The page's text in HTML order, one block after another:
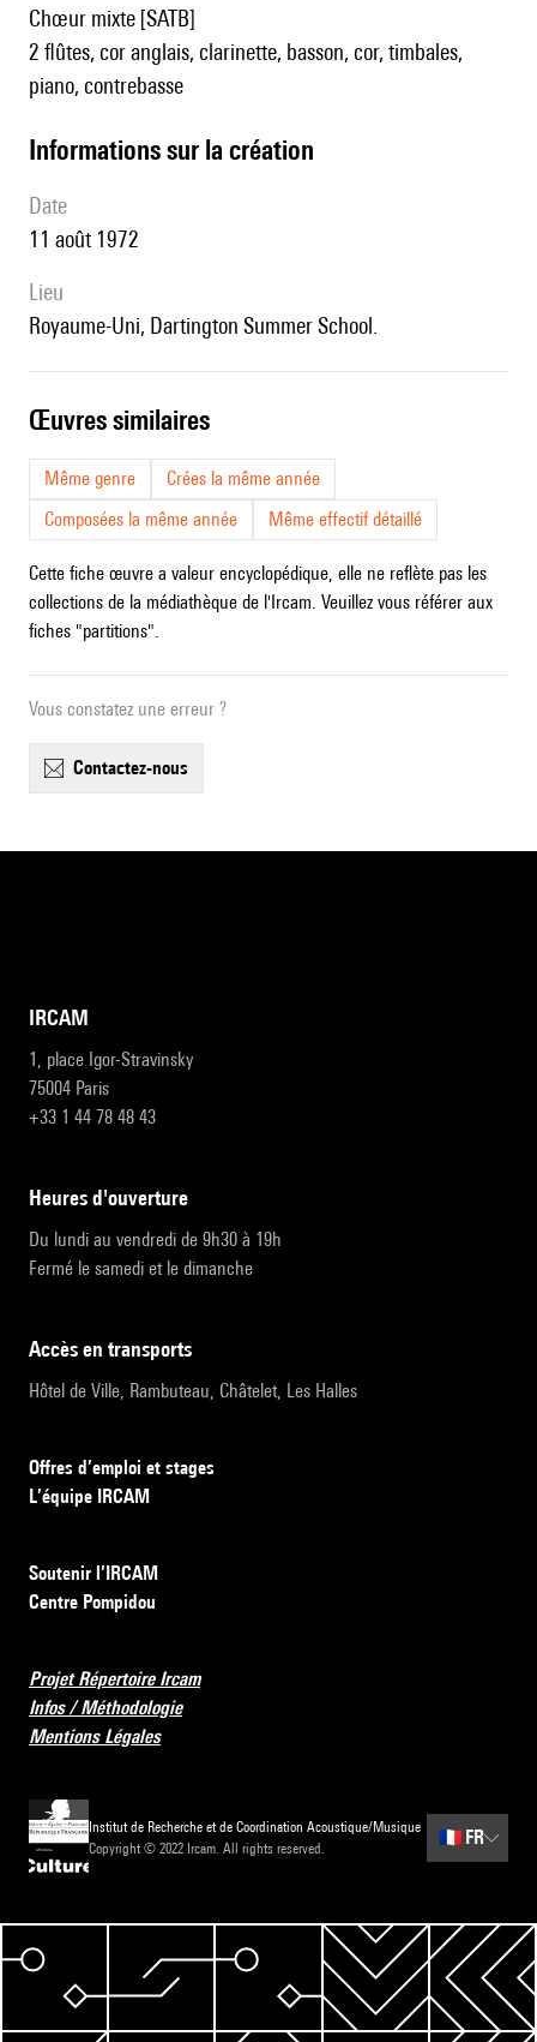
chœur mixte [SATB]
2 flûtes, cor anglais, clarinette, basson, cor, timbales,
piano, contrebasse
informations sur la création
date
11 août 1972
lieu
Royaume-Uni, Dartington Summer School.
œuvres similaires
Même genre
Crées la même année
Composées la même année
Même effectif détaillé
Cette fiche œuvre a valeur encyclopédique, elle ne reflète pas les
collections de la médiathèque de l'Ircam. Veuillez vous référer aux
fiches "partitions".
Vous constatez une erreur ?
contactez-nous
IRCAM
1, place Igor-Stravinsky
75004 Paris
+33 1 44 78 48 43
heures d'ouverture
Du lundi au vendredi de 9h30 à 19h
Fermé le samedi et le dimanche
accès en transports
Hôtel de Ville, Rambuteau, Châtelet, Les Halles
Offres d’emploi et stages
L’équipe IRCAM
Soutenir l’IRCAM
Centre Pompidou
Projet Répertoire Ircam
Infos / Méthodologie
Mentions Légales
Institut de Recherche et de Coordination Acoustique/Musique
Copyright © 2022 Ircam. All rights reserved.
🇫🇷 FR